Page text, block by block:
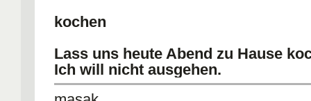
kochen
Lass uns heute Abend zu Hause
Ich will nicht ausgehen.